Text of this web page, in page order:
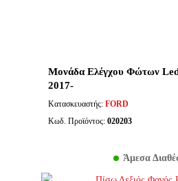
Μονάδα Ελέγχου Φώτων
2017-
Κατασκευαστής: FORD
Κωδ. Προϊόντος: 020203
Άμεσα